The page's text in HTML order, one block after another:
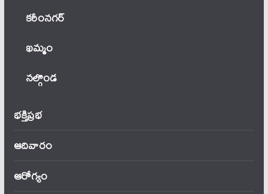
కరీంనగర్
ఖ‌మ్మం
నల్గొండ
భక్తిప్రభ
ఆదివారం
ఆరోగ్యం